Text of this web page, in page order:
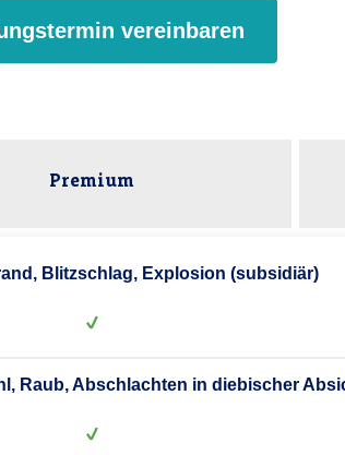
vereinbaren
Premium
Blitzschlag, Explosion (subsidiär)
Raub, Abschlachten in diebischer